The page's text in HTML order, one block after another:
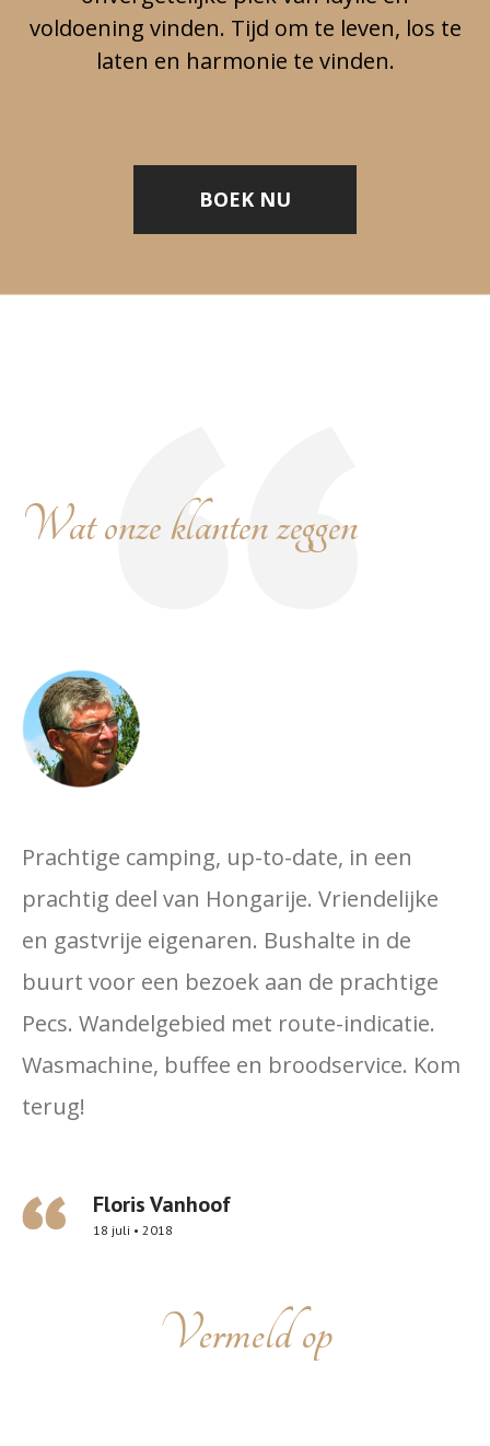
voldoening vinden. Tijd om te leven, los te
laten en harmonie te vinden.
BOEK NU
Wat onze klanten zeggen
Prachtige camping, up-to-date, in een
prachtig deel van Hongarije. Vriendelijke
en gastvrije eigenaren. Bushalte in de
buurt voor een bezoek aan de prachtige
Pecs. Wandelgebied met route-indicatie.
Wasmachine, buffee en broodservice. Kom
terug!
Floris Vanhoof
18 juli • 2018
Vermeld op